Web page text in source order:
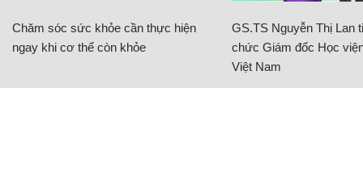
Chăm sóc sức khỏe cần thực hiện
ngay khi cơ thể còn khỏe
GS.TS Nguyễn Thị Lan
chức Giám đốc Học
Việt Nam